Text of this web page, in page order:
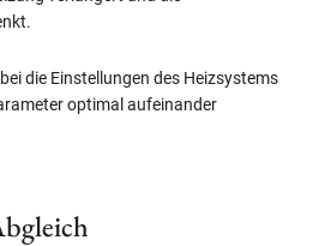
die Einstellungen des Heizsystems
optimal aufeinander